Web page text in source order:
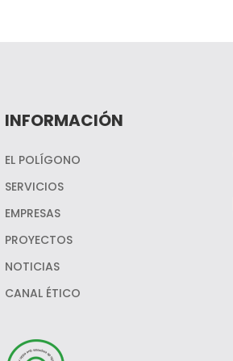
INFORMACIÓN
EL POLÍGONO
SERVICIOS
EMPRESAS
PROYECTOS
NOTICIAS
CANAL ÉTICO